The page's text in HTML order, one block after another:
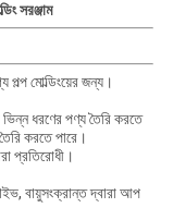
সরঞ্জাম
পল্প মোল্ডিংয়ের জন্য।
ভিন্ন ধরণের পণ্য তৈরি করতে
করতে পারে।
প্রতিরোধী।
বায়ুসংক্রান্ত দ্বারা আপ